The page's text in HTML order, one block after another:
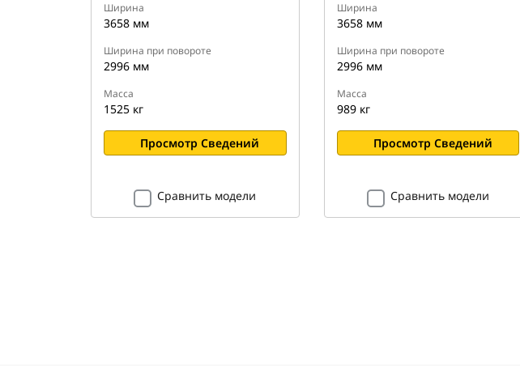
Ширина
3658 мм
Ширина при повороте
2996 мм
Масса
1525 кг
Просмотр Сведений
Сравнить модели
Ширина
3658 мм
Ширина при повороте
2996 мм
Масса
989 кг
Просмотр Сведений
Сравнить модели